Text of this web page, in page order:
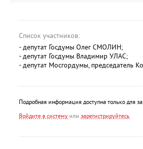
Список участников:
- депутат Госдумы Олег СМОЛИН;
- депутат Госдумы Владимир УЛАС;
- депутат Мосгордумы, председатель
Подробная информация доступна только для
Войдите в систему или зарегистрируйтесь